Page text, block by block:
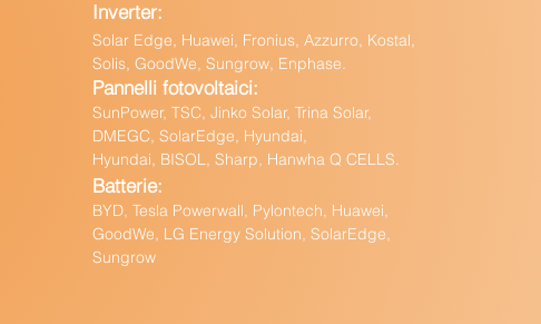
Inverter:
Solar Edge, Huawei, Fronius, Azzurro, Kostal,
Solis, GoodWe, Sungrow, Enphase.
Pannelli fotovoltaici:
SunPower, TSC, Jinko Solar, Trina Solar,
DMEGC, SolarEdge, Hyundai,
Hyundai, BISOL, Sharp, Hanwha Q CELLS.
Batterie:
BYD, Tesla Powerwall, Pylontech, Huawei,
GoodWe, LG Energy Solution, SolarEdge,
Sungrow